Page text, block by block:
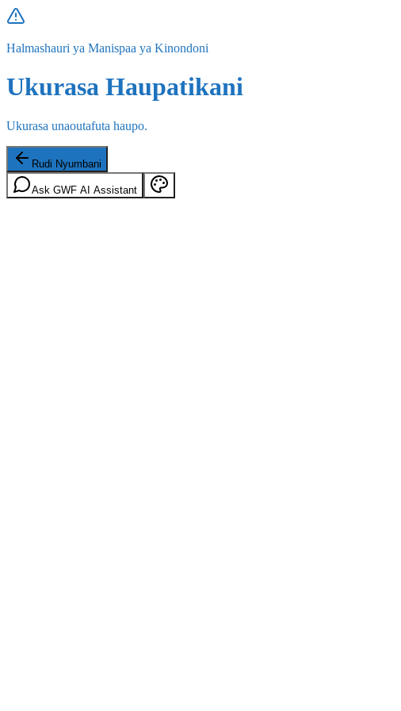
Halmashauri ya Manispaa ya Kinondoni
Ukurasa Haupatikani
Ukurasa unaoutafuta haupo.
Rudi Nyumbani
Ask GWF AI Assistant